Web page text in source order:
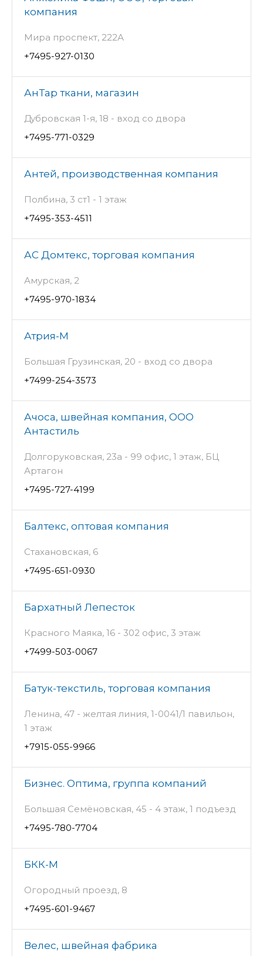
компания
Мира проспект, 222А
+7495-927-0130
АнТар ткани, магазин
Дубровская 1-я, 18 - вход со двора
+7495-771-0329
Антей, производственная компания
Полбина, 3 ст1 - 1 этаж
+7495-353-4511
АС Домтекс, торговая компания
Амурская, 2
+7495-970-1834
Атрия-М
Большая Грузинская, 20 - вход со двора
+7499-254-3573
Ачоса, швейная компания, ООО
Антастиль
Долгоруковская, 23а - 99 офис, 1 этаж, БЦ
Артагон
+7495-727-4199
Балтекс, оптовая компания
Стахановская, 6
+7495-651-0930
Бархатный Лепесток
Красного Маяка, 16 - 302 офис, 3 этаж
+7499-503-0067
Батук-текстиль, торговая компания
Ленина, 47 - желтая линия, 1-0041/1 павильон,
1 этаж
+7915-055-9966
Бизнес. Оптима, группа компаний
Большая Семёновская, 45 - 4 этаж, 1 подъезд
+7495-780-7704
БКК-М
Огородный проезд, 8
+7495-601-9467
Велес, швейная фабрика